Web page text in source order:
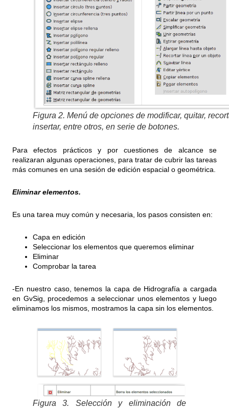
Figura 2. Menú de opciones de modificar, quitar,
insertar, entre otros, en serie de botones.
Para efectos prácticos y por cuestiones de alcance se
realizaran algunas operaciones, para tratar de cubrir las tareas
más comunes en una sesión de edición espacial o geométrica.
Eliminar elementos.
Es una tarea muy común y necesaria, los pasos consisten en:
Capa en edición
Seleccionar los elementos que queremos eliminar
Eliminar
Comprobar la tarea
-En nuestro caso, tenemos la capa de Hidrografía a cargada
en GvSig, procedemos a seleccionar unos elementos y luego
eliminamos los mismos, mostramos la capa sin los elementos.
Figura 3. Selección y eliminación de